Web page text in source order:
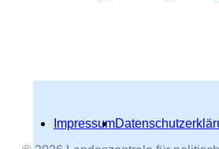
Impressum